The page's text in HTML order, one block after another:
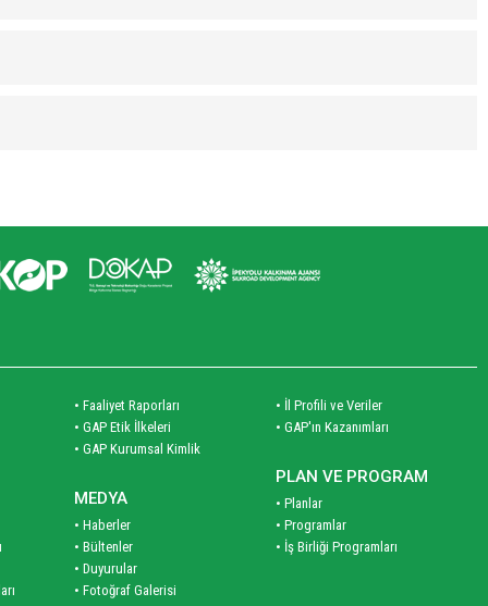
• Faaliyet Raporları
• GAP Etik İlkeleri
• GAP Kurumsal Kimlik
MEDYA
• Haberler
• Bültenler
• Duyurular
• Fotoğraf Galerisi
• İl Profili ve Veriler
• GAP'ın Kazanımları
PLAN VE PROGRAM
• Planlar
• Programlar
• İş Birliği Programları